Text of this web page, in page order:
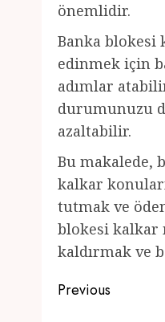
önemlidir.
Banka blokesi
edinmek için
adımlar
durumunuzu
azaltabilir.
Bu makalede,
kalkar
tutmak ve
blokesi kalkar
kaldırmak ve
Post
Previous